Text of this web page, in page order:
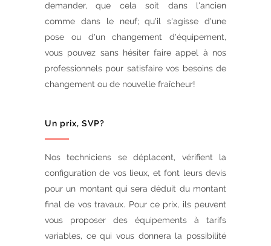
demander, que cela soit dans l'ancien
comme dans le neuf; qu'il s'agisse d'une
pose ou d'un changement d'équipement,
vous pouvez sans hésiter faire appel à nos
professionnels pour satisfaire vos besoins de
changement ou de nouvelle fraîcheur!
Un prix, SVP?
Nos techniciens se déplacent, vérifient la
configuration de vos lieux, et font leurs devis
pour un montant qui sera déduit du montant
final de vos travaux. Pour ce prix, ils peuvent
vous proposer des équipements à tarifs
variables, ce qui vous donnera la possibilité